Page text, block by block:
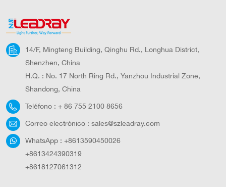
14/F, Mingteng Building, Qinghu Rd., Longhua District,
Shenzhen, China
H.Q. : No. 17 North Ring Rd., Yanzhou Industrial Zone,
Shandong, China
Teléfono : + 86 755 2100 8656
Correo electrónico : sales@szleadray.com
WhatsApp : +8613590450026
+8613424390319
+8618127061312